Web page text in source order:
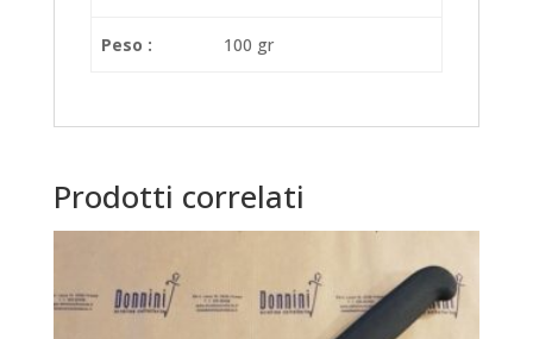
Peso : 100 gr
Prodotti correlati